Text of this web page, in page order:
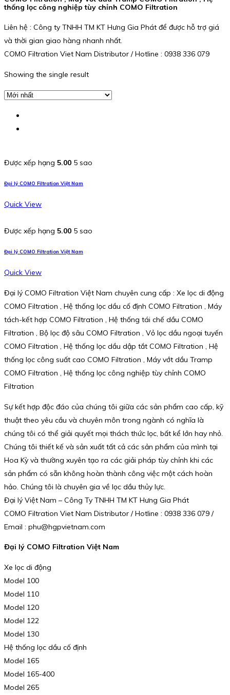
thống lọc công nghiệp tùy chỉnh COMO Filtration
Liên hệ : Công ty TNHH TM KT Hưng Gia Phát để được hỗ trợ giá
và thời gian giao hàng nhanh nhất.
COMO Filtration Viet Nam Distributor / Hotline : 0938 336 079
Showing the single result
Được xếp hạng 5.00 5 sao
Đại lý COMO Filtration Việt Nam
Quick View
Được xếp hạng 5.00 5 sao
Đại lý COMO Filtration Việt Nam
Quick View
Đại lý COMO Filtration Việt Nam chuyên cung cấp : Xe lọc di động
COMO Filtration , Hệ thống lọc dầu cố định COMO Filtration , Máy
tách-kết hợp COMO Filtration , Hệ thống tái chế dầu COMO
Filtration , Bộ lọc độ sâu COMO Filtration , Vỏ lọc dầu ngoại tuyến
COMO Filtration , Hệ thống lọc dầu dập tắt COMO Filtration , Hệ
thống lọc công suất cao COMO Filtration , Máy vớt dầu Tramp
COMO Filtration , Hệ thống lọc công nghiệp tùy chỉnh COMO
Filtration
Sự kết hợp độc đáo của chúng tôi giữa các sản phẩm cao cấp, kỹ
thuật theo yêu cầu và chuyên môn trong ngành có nghĩa là
chúng tôi có thể giải quyết mọi thách thức lọc, bất kể lớn hay nhỏ.
Chúng tôi thiết kế và sản xuất tất cả các sản phẩm của mình tại
Hoa Kỳ và thường xuyên tạo ra các giải pháp tùy chỉnh khi các
sản phẩm có sẵn không hoàn thành công việc một cách hoàn
hảo. Chúng tôi là chuyên gia về lọc dầu thủy lực.
Đại lý Việt Nam – Công Ty TNHH TM KT Hưng Gia Phát
COMO Filtration Viet Nam Distributor / Hotline : 0938 336 079 /
Email : phu@hgpvietnam.com
Đại lý COMO Filtration Việt Nam
Xe lọc di động
Model 100
Model 110
Model 120
Model 122
Model 130
Hệ thống lọc dầu cố định
Model 165
Model 165-400
Model 265